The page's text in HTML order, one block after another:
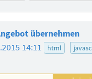
übernehmen
14:11 html